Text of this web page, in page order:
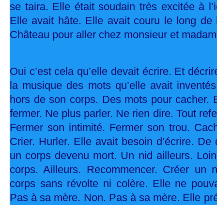
se taira. Elle était soudain très excitée à
Elle avait hâte. Elle avait couru le long de
Château pour aller chez monsieur et
Oui c’est cela qu’elle devait écrire. Et
la musique des mots qu’elle avait
hors de son corps. Des mots pour cacher.
fermer. Ne plus parler. Ne rien dire. Tout
Fermer son intimité. Fermer son trou.
Crier. Hurler. Elle avait besoin d’écrire.
un corps devenu mort. Un nid ailleurs.
corps. Ailleurs. Recommencer. Créer un
corps sans révolte ni colère. Elle ne
Pas à sa mère. Non. Pas à sa mère. Elle